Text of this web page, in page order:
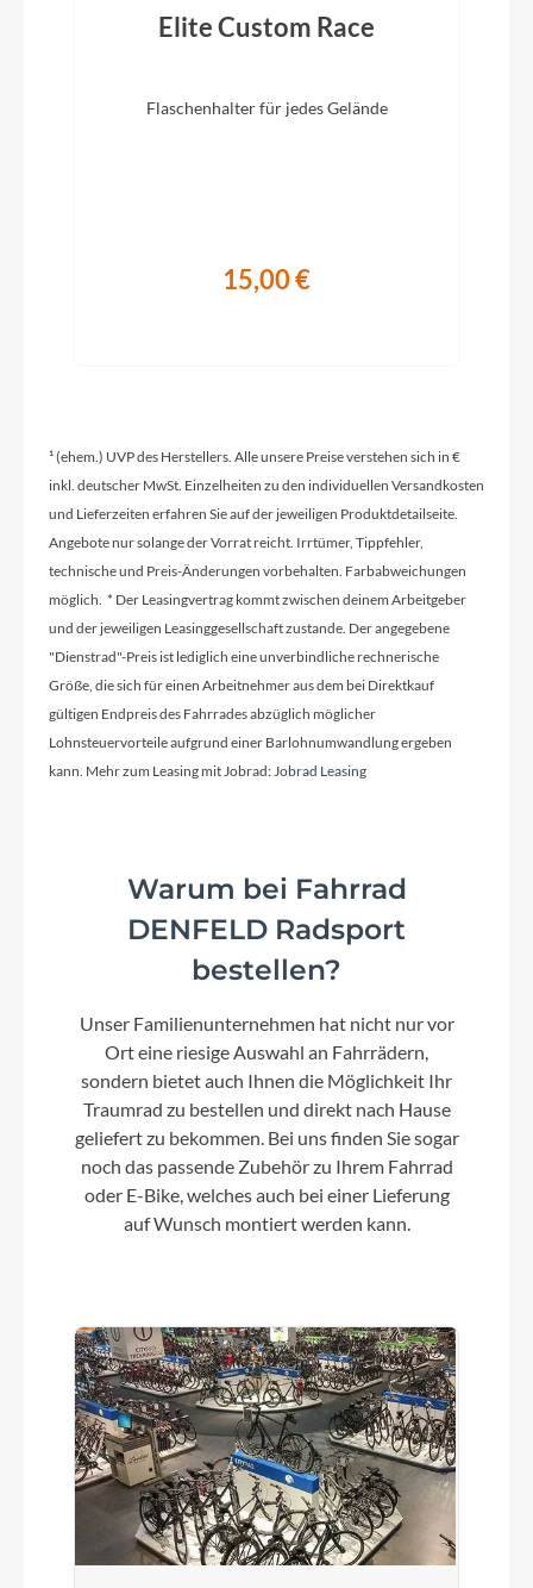
Mount Interface
Rahmentyp
Schaltwerk
Sram Red AXS™, 12-Speed
Rahmenmaterial
Carbon
Kurbelgarnitur
Sram Red E1 AXS, Powermeter, Dub, 50x37T
Kassette
Lenker
ICR Aero Cockpit System, Integrated Cable
Routing, Aero Spacer System, Garmin/Wahoo
Mount Interface
seagrey´n´black
Kette
Sram Red E1
Umwerfer
Sram Red AXS™
Steuersatz
ACROS, Top Integrated 1 1/8", Bottom Integrated
Elite Custom Race
Flaschenhalter für jedes Gelände
15,00 €
¹ (ehem.) UVP des Herstellers. Alle unsere Preise verstehen sich in €
inkl. deutscher MwSt. Einzelheiten zu den individuellen Versandkosten
und Lieferzeiten erfahren Sie auf der jeweiligen Produktdetailseite.
Angebote nur solange der Vorrat reicht. Irrtümer, Tippfehler,
technische und Preis-Änderungen vorbehalten. Farbabweichungen
möglich. * Der Leasingvertrag kommt zwischen deinem Arbeitgeber
und der jeweiligen Leasinggesellschaft zustande. Der angegebene
"Dienstrad"-Preis ist lediglich eine unverbindliche rechnerische
Größe, die sich für einen Arbeitnehmer aus dem bei Direktkauf
gültigen Endpreis des Fahrrades abzüglich möglicher
Lohnsteuervorteile aufgrund einer Barlohnumwandlung ergeben
kann. Mehr zum Leasing mit Jobrad:Jobrad Leasing
Warum bei Fahrrad
DENFELD Radsport
bestellen?
Unser Familienunternehmen hat nicht nur vor
Ort eine riesige Auswahl an Fahrrädern,
sondern bietet auch Ihnen die Möglichkeit Ihr
Traumrad zu bestellen und direkt nach Hause
geliefert zu bekommen. Bei uns finden Sie sogar
noch das passende Zubehör zu Ihrem Fahrrad
oder E-Bike, welches auch bei einer Lieferung
auf Wunsch montiert werden kann.